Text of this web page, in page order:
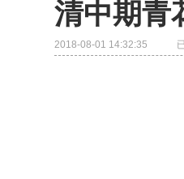
清中期青
2018-08-01 14:32:35 已